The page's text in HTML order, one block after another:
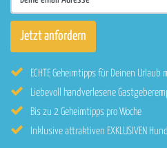
ECHTE Geheimtipps für Deinen Urlaub
Liebevoll handverlesene
Bis zu 2 Geheimtipps pro Woche
Inklusive attraktiven EXKLUSIVEN